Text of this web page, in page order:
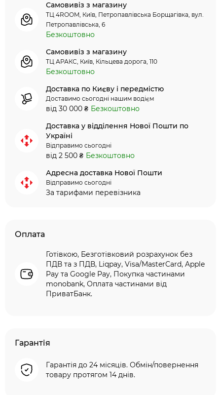
Самовивіз з магазину
ТЦ 4ROOM, Київ, Петропавлівська Борщагівка, вул.
Петропавлівська, 6
Безкоштовно
Самовивіз з магазину
ТЦ АРАКС, Київ, Кільцева дорога, 110
Безкоштовно
Доставка по Києву і передмістю
Доставимо сьогодні нашим водієм
від 30 000 ₴ Безкоштовно
Доставка у відділення Нової Пошти по
Україні
Відправимо сьогодні
від 2 500 ₴ Безкоштовно
Адресна доставка Нової Пошти
Відправимо сьогодні
За тарифами перевізника
Оплата
Готівкою, Безготівковий розрахунок без
ПДВ та з ПДВ, Liqpay, Visa/MasterCard, Apple
Pay та Google Pay, Покупка частинами
monobank, Оплата частинами від
ПриватБанк.
Гарантія
Гарантія до 24 місяців. Обмін/повернення
товару протягом 14 днів.